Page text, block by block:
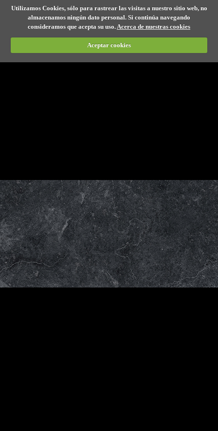
Utilizamos Cookies, sólo para rastrear las visitas a nuestro sitio web, no
almacenamos ningún dato personal. Si continúa navegando
consideramos que acepta su uso. Acerca de nuestras cookies
Aceptar cookies